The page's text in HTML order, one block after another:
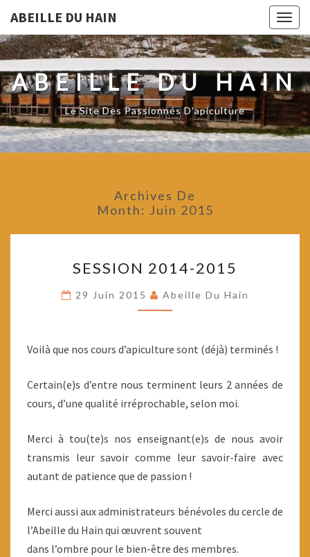
ABEILLE DU HAIN
ABEILLE DU HAIN
Le Site Des Passionnés D'apiculture
Archives De
Month: Juin 2015
2014-
2015
SESSION 2014-2015
29 Juin 2015 Abeille Du Hain
Voilà que nos cours d’apiculture sont (déjà) terminés !
Certain(e)s d’entre nous terminent leurs 2 années de
cours, d’une qualité irréprochable, selon moi.
Merci à tou(te)s nos enseignant(e)s de nous avoir
transmis leur savoir comme leur savoir-faire avec
autant de patience que de passion !
Merci aussi aux administrateurs bénévoles du cercle de
l’Abeille du Hain qui œuvrent souvent
dans l’ombre pour le bien-être des membres.